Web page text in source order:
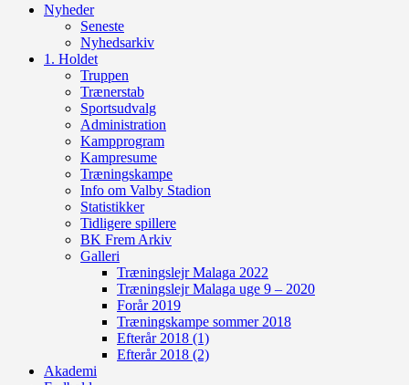
Nyheder
Seneste
Nyhedsarkiv
1. Holdet
Truppen
Trænerstab
Sportsudvalg
Administration
Kampprogram
Kampresume
Træningskampe
Info om Valby Stadion
Statistikker
Tidligere spillere
BK Frem Arkiv
Galleri
Træningslejr Malaga 2022
Træningslejr Malaga uge 9 – 2020
Forår 2019
Træningskampe sommer 2018
Efterår 2018 (1)
Efterår 2018 (2)
Akademi